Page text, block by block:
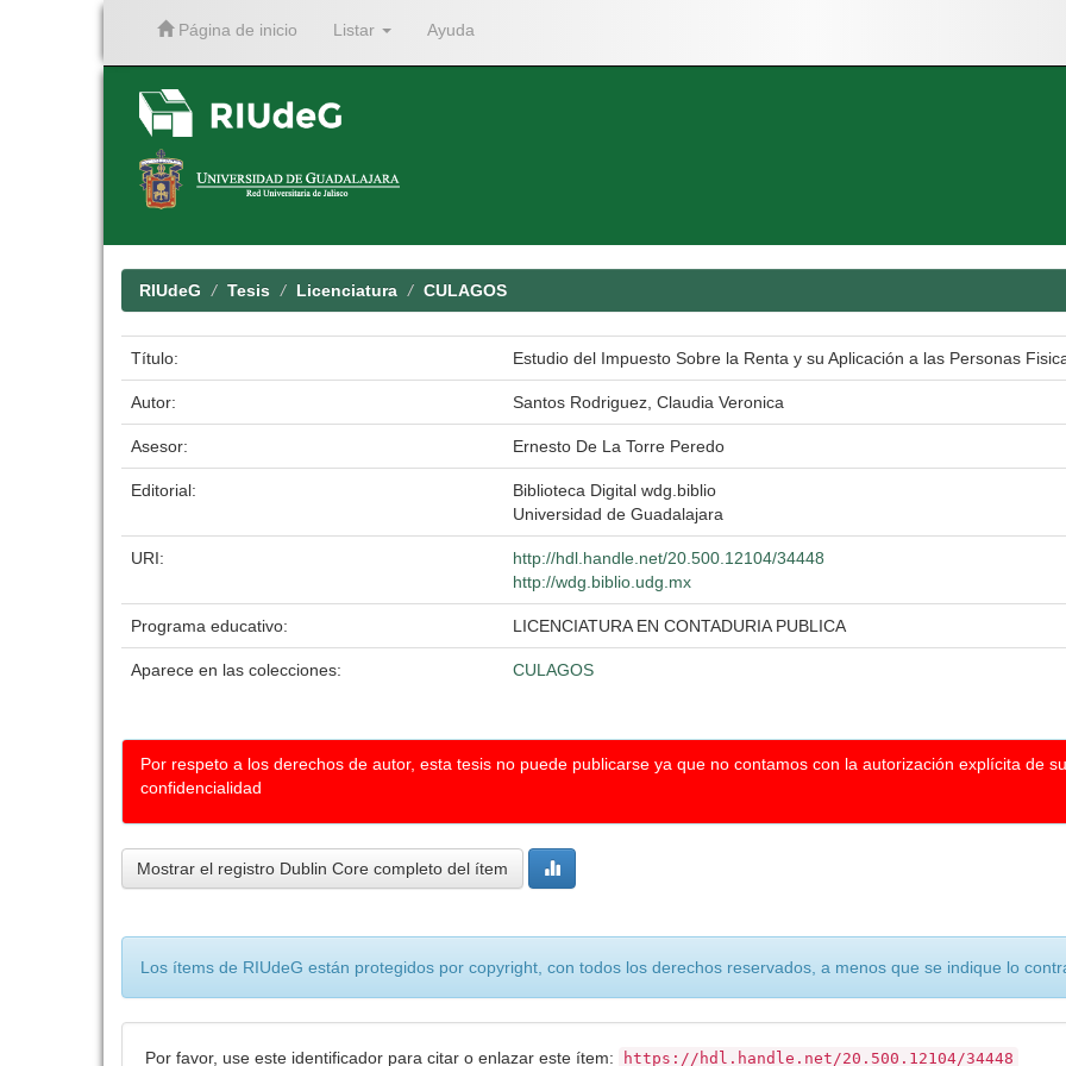
Página de inicio Listar Ayuda
RIUdeG Tesis Licenciatura CULAGOS
Título: Estudio del Impuesto Sobre la Renta y su Aplicación a las Personas
Autor: Santos Rodriguez, Claudia Veronica
Asesor: Ernesto De La Torre Peredo
Editorial:
Biblioteca Digital wdg.biblio
Universidad de Guadalajara
URI:
http://hdl.handle.net/20.500.12104/34448
http://wdg.biblio.udg.mx
Programa educativo: LICENCIATURA EN CONTADURIA PUBLICA
Aparece en las colecciones: CULAGOS
Por respeto a los derechos de autor, esta tesis no puede publicarse ya que no contamos con la autorización explícita de
confidencialidad
Mostrar el registro Dublin Core completo del ítem
Los ítems de RIUdeG están protegidos por copyright, con todos los derechos reservados, a menos que se indique lo
Por favor, use este identificador para citar o enlazar este ítem: https://hdl.handle.net/20.500.12104/34448